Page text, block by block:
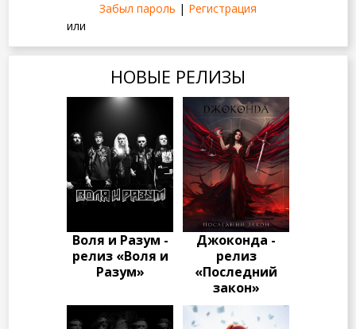
Забыл пароль | Регистрация
или
НОВЫЕ РЕЛИЗЫ
Воля и Разум -
релиз «Воля и
Разум»
Джоконда -
релиз
«Последний
закон»